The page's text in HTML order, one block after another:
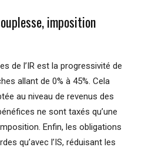
imposition
de l’IR est la progressivité de
allant de 0% à 45%. Cela
au niveau de revenus des
ne sont taxés qu’une
Enfin, les obligations
qu’avec l’IS, réduisant les